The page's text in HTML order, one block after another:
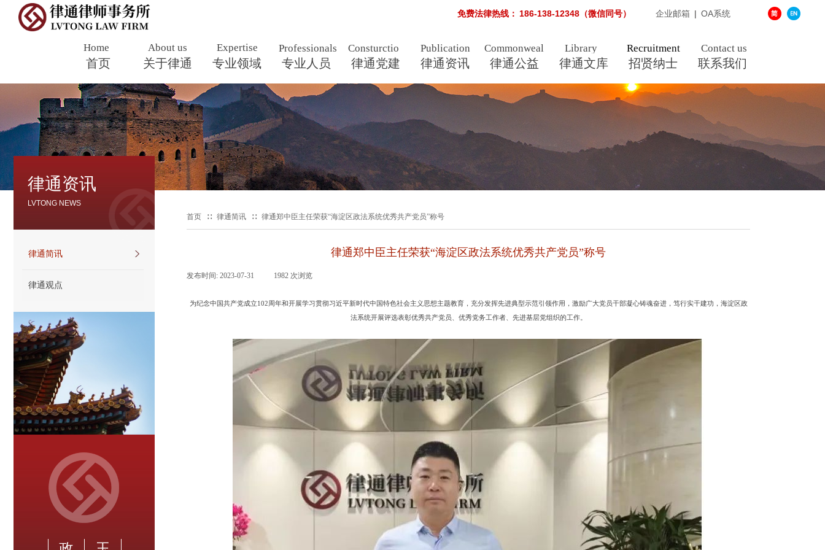
免费法律热线： 186-138-12348（微信同号） 企业邮箱 | OA系统
Library
About us Expertise
Home
​
首页 关于律通 专业领域 专业人员 律通党建 律通资讯 律通公益 律通文库 招贤纳士 联系我们
Commonweal
Professionals
Publication
s
Contact us
Recruitment
Consturctio
n
律通资讯
​LVTONG NEWS
律通简讯
律通观点
首页 ∷ 律通简讯 ∷ 律通郑中臣主任荣获“海淀区政法系统优秀共产党员”称号
律通郑中臣主任荣获“海淀区政法系统优秀共产党员”称号
发布时间: 2023-07-31 1982 次浏览
为纪念中国共产党成立102周年和开展学习贯彻习近平新时代中国特色社会主义思想主题教育，充分发挥先进典型示范引领作用，激励广大党员干部凝心铸魂奋进，笃行实干建功， 海淀区政
法系统开展评选表彰优秀共产党员、优秀党务工作者、先进基层党组织的工作。